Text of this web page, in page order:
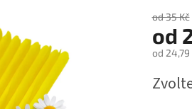
od 35 Kč
od
od 24,79
cena: